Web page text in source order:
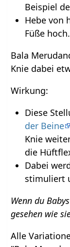
Beispiel
Hebe von
Füße hoch.
Bala
Knie dabei
Wirkung:
Diese
der Beine
Knie
die
Dabei
stimuliert
Wenn du
gesehen wie
Alle